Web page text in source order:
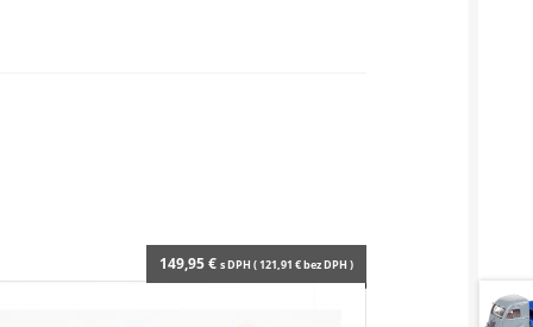
149,95€ s DPH (121,91 €bez DPH )